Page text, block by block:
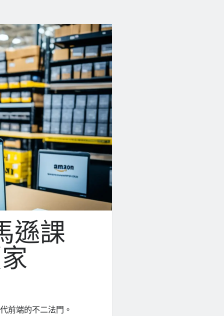
遜課
前端的不二法門。